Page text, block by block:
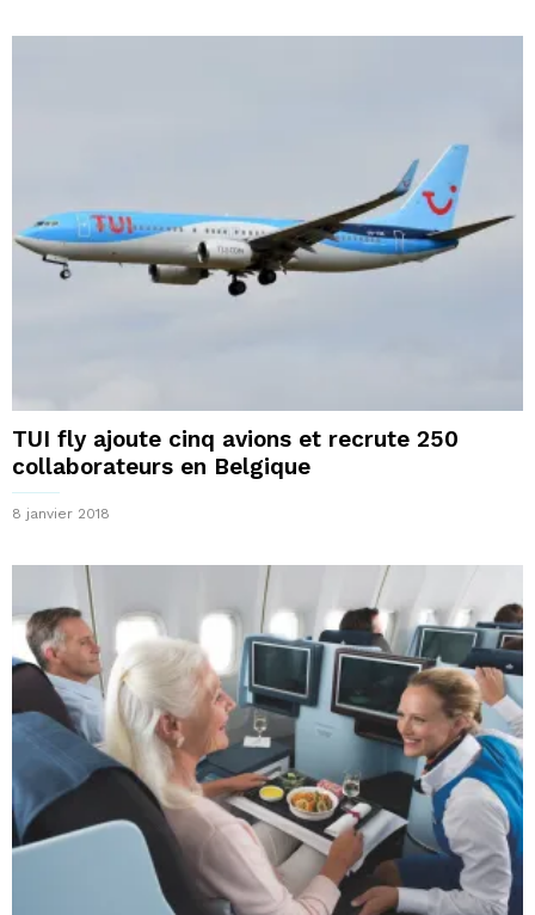
TUI fly ajoute cinq avions et recrute 250
collaborateurs en Belgique
8 janvier 2018